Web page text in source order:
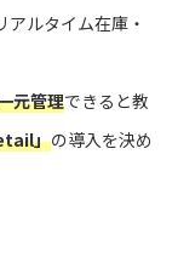
ルタイム在庫・
元管理できると教
」の導入を決め